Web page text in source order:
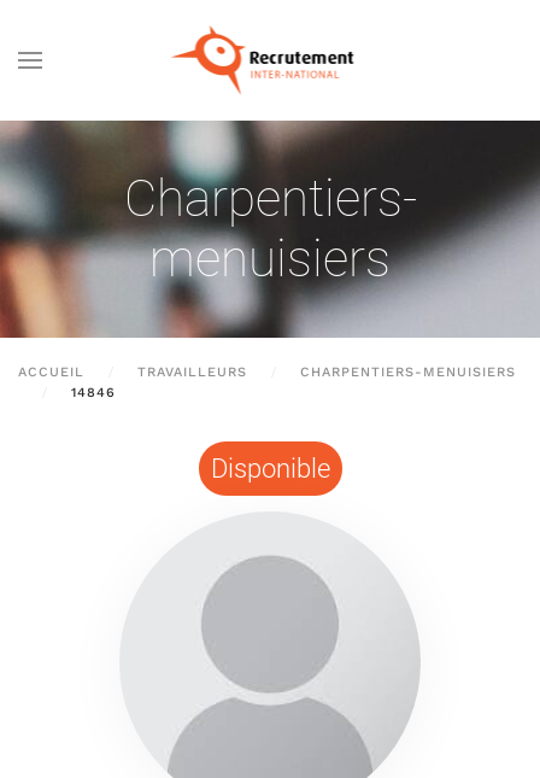
Passer au contenu principal
Charpentiers-
menuisiers
ACCUEIL TRAVAILLEURS
CHARPENTIERS-MENUISIERS
14846
Disponible